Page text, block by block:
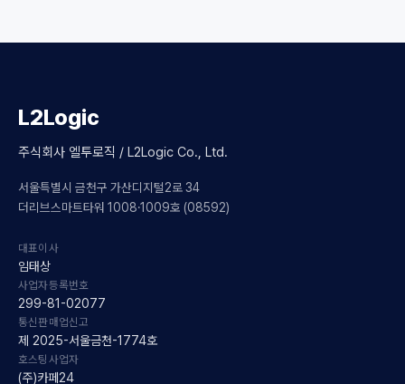
L2Logic
주식회사 엘투로직 / L2Logic Co., Ltd.
서울특별시 금천구 가산디지털2로 34
더리브스마트타워 1008·1009호 (08592)
대표이사
임태상
사업자등록번호
299-81-02077
통신판매업신고
제 2025-서울금천-1774호
호스팅사업자
(주)카페24